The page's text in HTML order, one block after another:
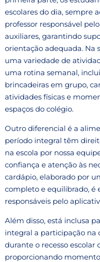
escolares do dia, sempre
professor responsável
auxiliares, garantindo
orientação adequada. Na
uma variedade de
uma rotina semanal,
brincadeiras em grupo,
atividades físicas e
espaços do colégio.
Outro diferencial é a
período integral têm
na escola por nossa
confiança e atenção às
cardápio, elaborado por
completo e equilibrado, é
responsáveis pelo
Além disso, está inclusa
integral a participação na
durante o recesso escolar
proporcionando